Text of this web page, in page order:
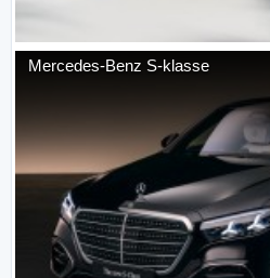
Mercedes-Benz S-klasse